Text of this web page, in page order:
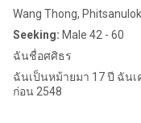
Wang Thong,
Seeking: Male 42 - 60
ฉันชื่อศศิธร
ฉันเป็นหม้ายมา 17 ปี ฉันเ
ก่อน 2548